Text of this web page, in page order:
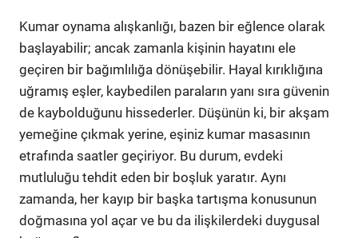
Kumar oynama alışkanlığı, bazen bir eğlence olarak
başlayabilir; ancak zamanla kişinin hayatını ele
geçiren bir bağımlılığa dönüşebilir. Hayal kırıklığına
uğramış eşler, kaybedilen paraların yanı sıra güvenin
de kaybolduğunu hissederler. Düşünün ki, bir akşam
yemeğine çıkmak yerine, eşiniz kumar masasının
etrafında saatler geçiriyor. Bu durum, evdeki
mutluluğu tehdit eden bir boşluk yaratır. Aynı
zamanda, her kayıp bir başka tartışma konusunun
doğmasına yol açar ve bu da ilişkilerdeki duygusal